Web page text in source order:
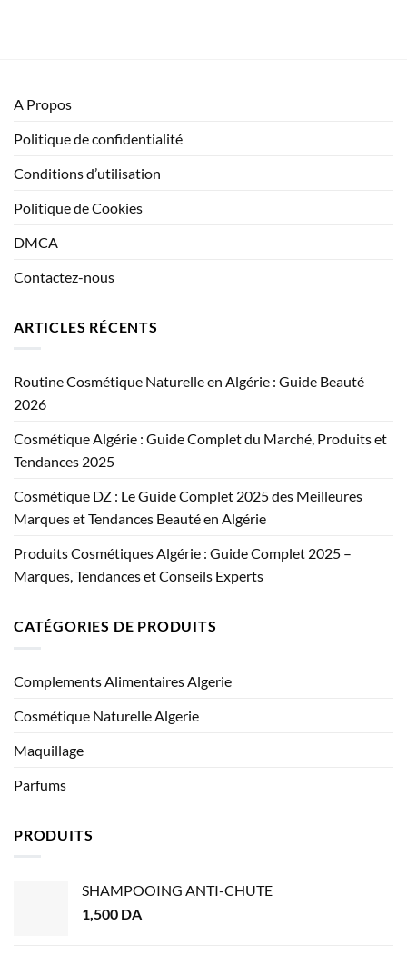
A Propos
Politique de confidentialité
Conditions d’utilisation
Politique de Cookies
DMCA
Contactez-nous
ARTICLES RÉCENTS
Routine Cosmétique Naturelle en Algérie : Guide Beauté
2026
Cosmétique Algérie : Guide Complet du Marché, Produits et
Tendances 2025
Cosmétique DZ : Le Guide Complet 2025 des Meilleures
Marques et Tendances Beauté en Algérie
Produits Cosmétiques Algérie : Guide Complet 2025 –
Marques, Tendances et Conseils Experts
CATÉGORIES DE PRODUITS
Complements Alimentaires Algerie
Cosmétique Naturelle Algerie
Maquillage
Parfums
PRODUITS
SHAMPOOING ANTI-CHUTE
1,500 DA